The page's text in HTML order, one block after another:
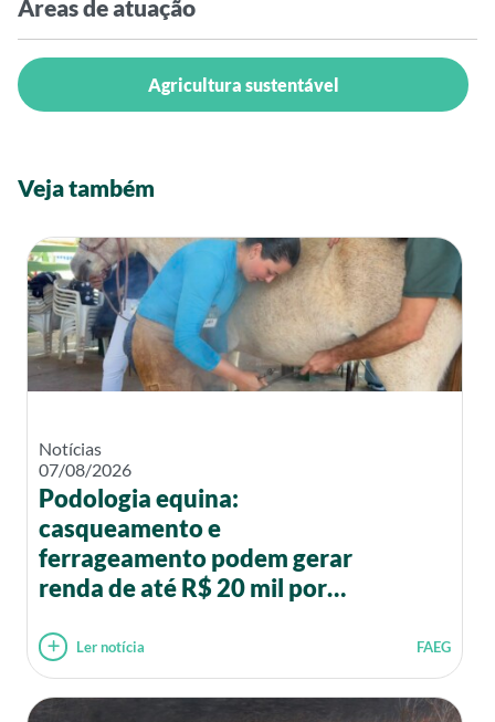
Áreas de atuação
Agricultura sustentável
Veja também
Notícias
07/08/2026
Podologia equina:
casqueamento e
ferrageamento podem gerar
renda de até R$ 20 mil por
Ler notícia FAEG